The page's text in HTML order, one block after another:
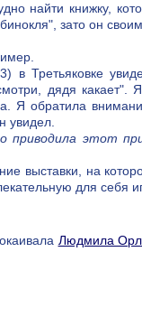
найти книжку,
зато он
в Третьяковке
дядя какает".
Я обратила
увидел.
приводила этот
выставки, на
для себя
Людмила